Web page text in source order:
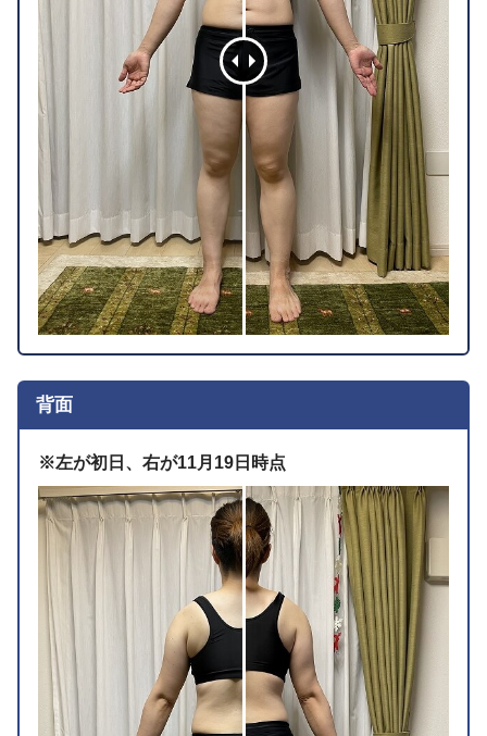
背面
※左が初日、右が11月19日時点